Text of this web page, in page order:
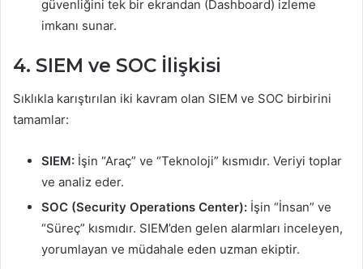
güvenliğini tek bir ekrandan (Dashboard) izleme
imkanı sunar.
4. SIEM ve SOC İlişkisi
Sıklıkla karıştırılan iki kavram olan SIEM ve SOC birbirini
tamamlar:
SIEM: İşin “Araç” ve “Teknoloji” kısmıdır. Veriyi toplar
ve analiz eder.
SOC (Security Operations Center): İşin “İnsan” ve
“Süreç” kısmıdır. SIEM’den gelen alarmları inceleyen,
yorumlayan ve müdahale eden uzman ekiptir.